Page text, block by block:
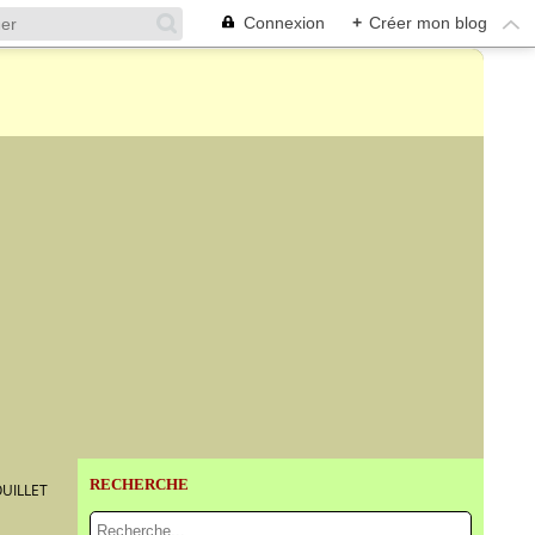
Connexion + Créer mon blog
RECHERCHE